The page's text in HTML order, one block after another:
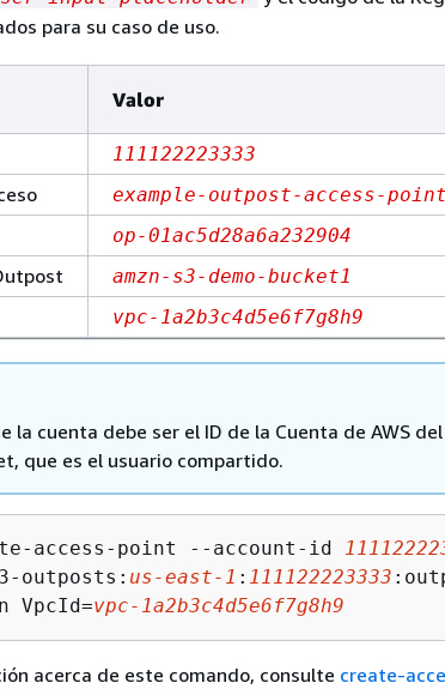
para su caso de uso.
Valor
111122223333
example-outpost-access-
op-01ac5d28a6a232904
amzn-s3-demo-bucket1
vpc-1a2b3c4d5e6f7g8h9
la cuenta debe ser el ID de la Cuenta de AWS del
que es el usuario compartido.
access-point --account-id
outposts: us-east-1 : 111122223333
VpcId=vpc-1a2b3c4d5e6f7g8h9
acerca de este comando, consulte create-